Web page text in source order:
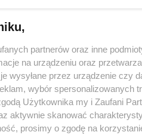
Nowe
widzów i jury
Dr Irena Eris
stając się nie
odważnych
swoje dzieła
imprezach, na czele z
partnerów oraz inne
na urządzeniu oraz
wysyłane przez urządzenie czy
wybór spersonalizowanych
Użytkownika my i Zaufani
aktywnie skanować
prosimy o zgodę na